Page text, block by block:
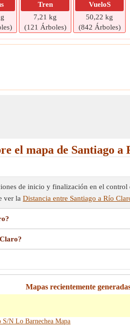
Tren
7,21 kg
(121 Árboles)
VueloS
50,22 kg
(842 Árboles)
el mapa de Santiago a
de inicio y finalización en el
ver la Distancia entre Santiago a Río
Mapas recientemente
S/N Lo Barnechea Mapa